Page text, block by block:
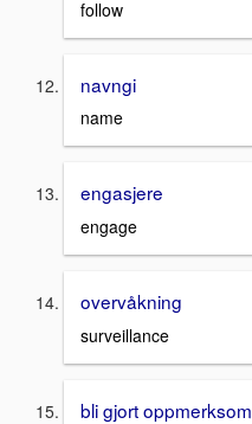
follow
navngi
name
engasjere
engage
overvåkning
surveillance
bli gjort oppmerksom